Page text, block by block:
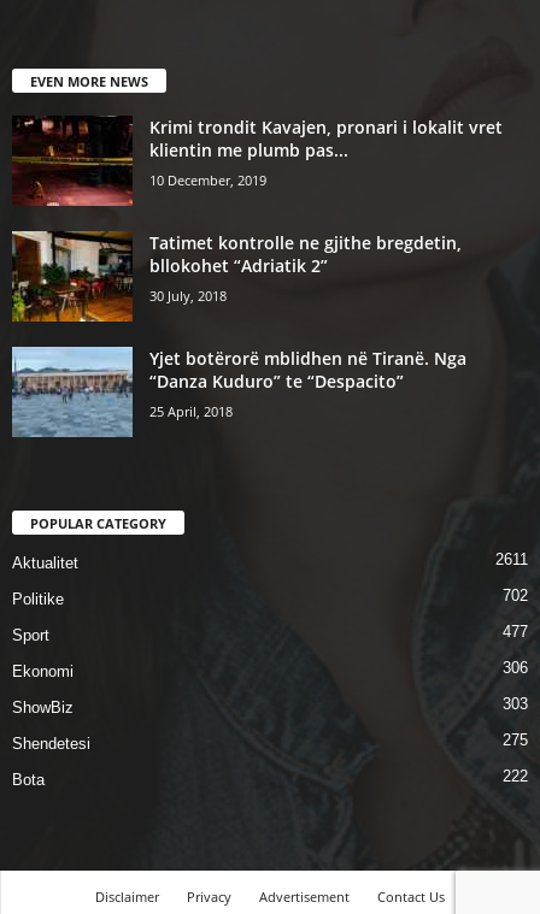
EVEN MORE NEWS
Krimi trondit Kavajen, pronari i lokalit vret
klientin me plumb pas...
10 December, 2019
Tatimet kontrolle ne gjithe bregdetin,
bllokohet “Adriatik 2”
30 July, 2018
Yjet botërorë mblidhen në Tiranë. Nga
“Danza Kuduro” te “Despacito”
25 April, 2018
POPULAR CATEGORY
Aktualitet 2611
Politike 702
Sport 477
Ekonomi 306
ShowBiz 303
Shendetesi 275
Bota 222
Disclaimer Privacy Advertisement Contact Us